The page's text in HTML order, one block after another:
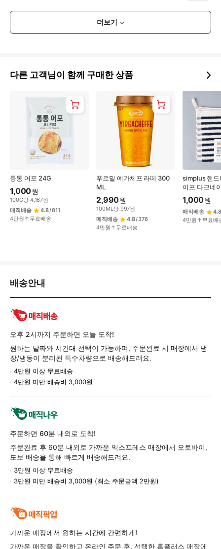
더보기
다른 고객님이 함께 구매한 상품
통통 어포 24G
1,000원
100G당 4,167원
매직배송
4.8/811
4만원↑무료배송
푸르밀 예가체프 라떼 300
ML
2,990원
100ML당 997원
매직배송
4.8/376
4만원↑무료배송
simplus 핸드
이프 다크네
1,000원
매직배송
4.8
4만원↑무료배
배
환/
품
보
배송안내
오후 2시까지 주문하면 오늘 도착!
원하는 날짜와 시간대 선택이 가능하며, 주문완료 시 매장에서 냉
장/냉동이 분리된 특수차량으로 배송해드려요.
4만원 이상 무료배송
4만원 미만 배송비 3,000원
주문하면 60분 내외로 도착!
주문완료 후 60분 내외로 가까운 익스프레스 매장에서 오토바이,
도보 배송을 통해 빠르게 배송해드려요.
3만원 이상 무료배송
3만원 미만 배송비 3,000원 (최소 주문금액 2만원)
가까운 매장에서 원하는 시간에 간편하게!
가까운 매장을 확인하고 온라인 주문 후, 선택한 홈플러스 매장에